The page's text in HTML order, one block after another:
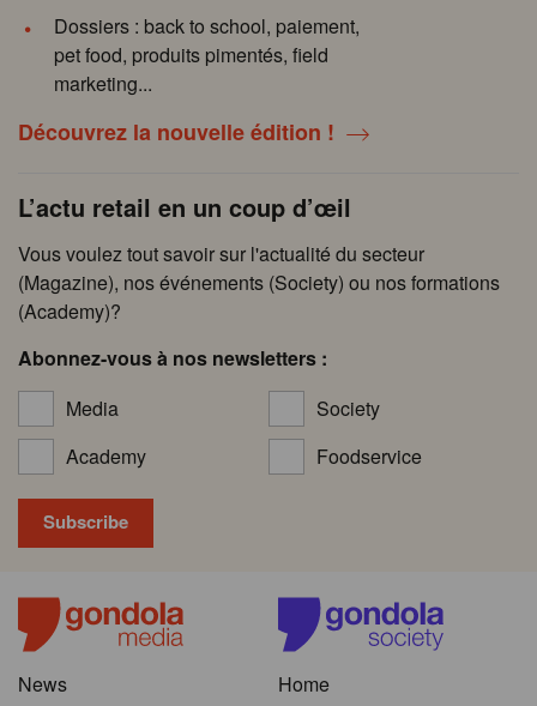
Dossiers : back to school, paiement,
pet food, produits pimentés, field
marketing...
Découvrez la nouvelle édition !
L’actu retail en un coup d’œil
Vous voulez tout savoir sur l'actualité du secteur
(Magazine), nos événements (Society) ou nos formations
(Academy)?
Abonnez-vous à nos newsletters :
Media
Society
Academy
Foodservice
News
Home